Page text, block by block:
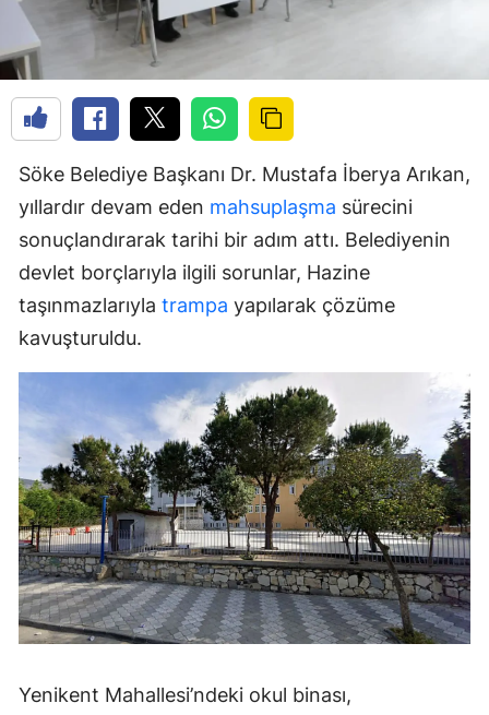
Söke Belediye Başkanı Dr. Mustafa İberya Arıkan,
yıllardır devam eden mahsuplaşma sürecini
sonuçlandırarak tarihi bir adım attı. Belediyenin
devlet borçlarıyla ilgili sorunlar, Hazine
taşınmazlarıyla trampa yapılarak çözüme
kavuşturuldu.
Yenikent Mahallesi’ndeki okul binası,